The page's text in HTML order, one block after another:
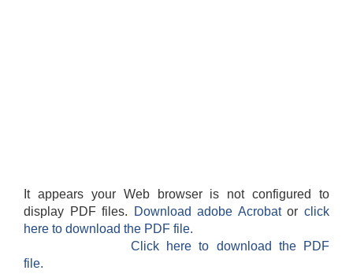
It appears your Web browser is not configured to
display PDF files.
Download adobe Acrobatorclick
here to download the PDF file.
Click here to download the PDF
file.